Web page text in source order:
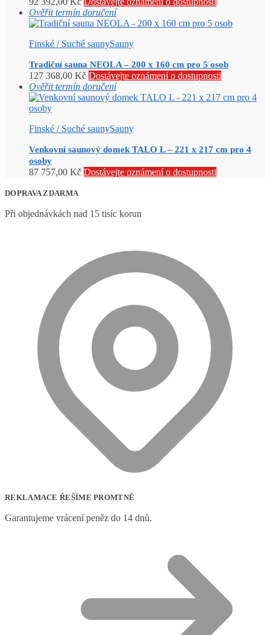
Ověřit termín doručení
Finské / Suché saunySauny
Tradiční sauna NEOLA – 200 x 160 cm pro 5 osob
127 368,00 Kč Dostávejte oznámení o dostupnosti
Ověřit termín doručení
Finské / Suché saunySauny
Venkovní saunový domek TALO L – 221 x 217 cm pro 4
osoby
87 757,00 Kč Dostávejte oznámení o dostupnosti
DOPRAVA ZDARMA
Při objednávkách nad 15 tisíc korun
REKLAMACE ŘEŠÍME PROMTNĚ
Garantujeme vrácení peněz do 14 dnů.